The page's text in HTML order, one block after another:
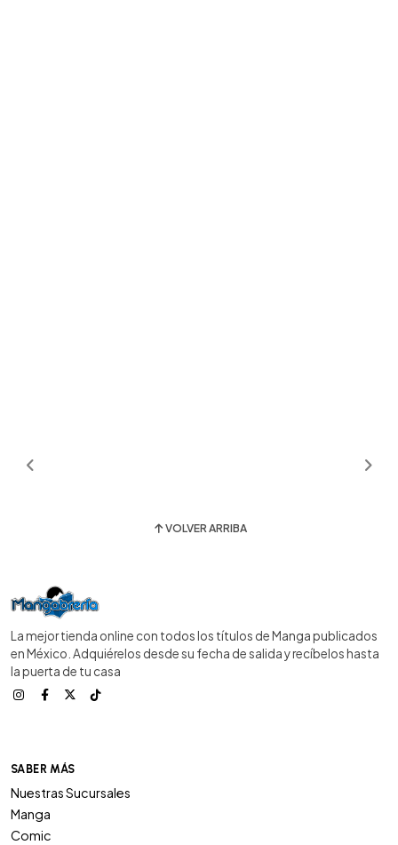
VOLVER ARRIBA
La mejor tienda online con todos los títulos de Manga publicados
en México. Adquiérelos desde su fecha de salida y recíbelos hasta
la puerta de tu casa
SABER MÁS
Nuestras Sucursales
Manga
Comic